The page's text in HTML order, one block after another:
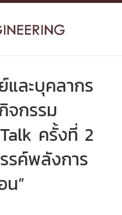
ละบุคลากร
จกรรม
ครั้งที่ 2
รค์พลังการ
น”